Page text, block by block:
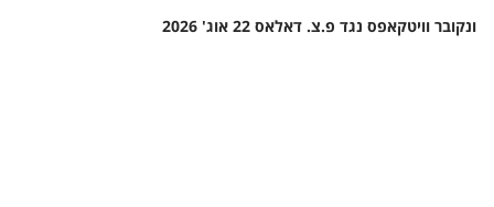
ונקובר וויטקאפס נגד פ.צ. דאלאס 22 אוג' 2026